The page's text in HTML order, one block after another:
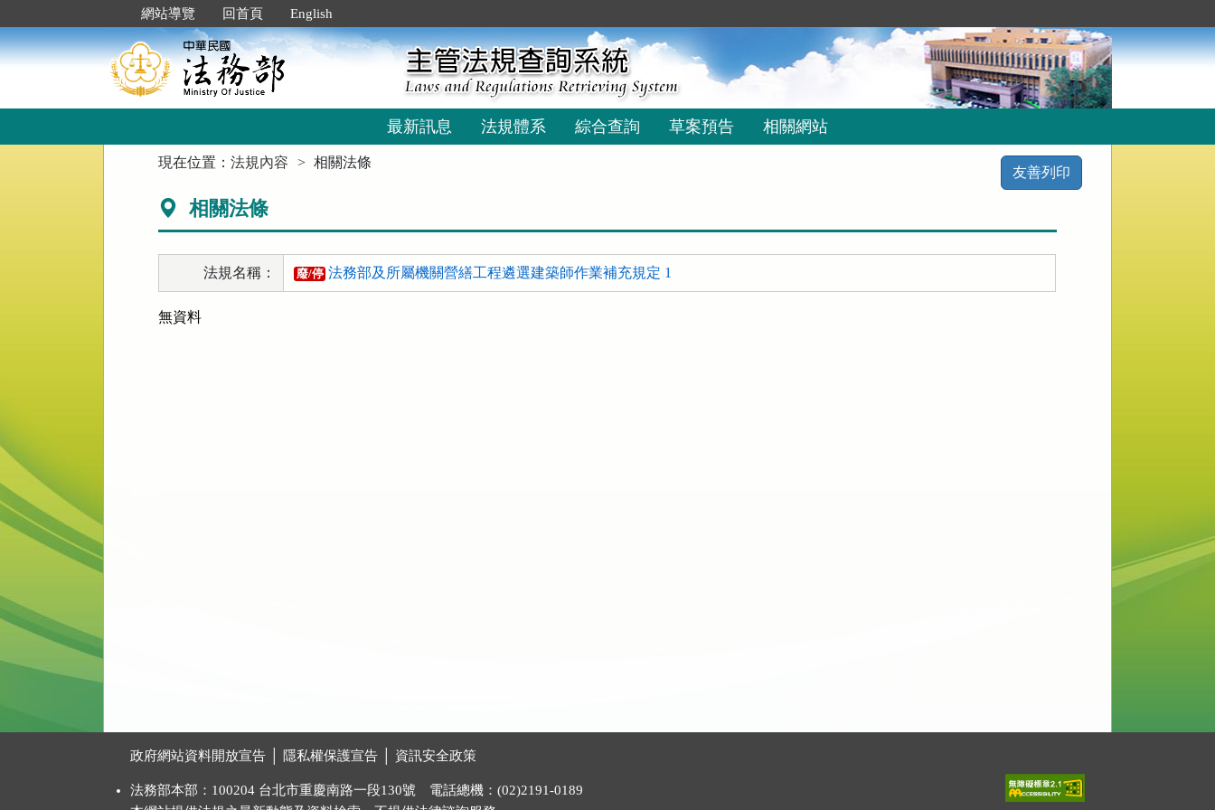
到
主
要
網站導覽 回首頁 English
最新訊息 法規體系 綜合查詢 草案預告 相關網站
現在位置：法規內容 相關法條
友善列印
相關法條
法規名稱： 廢/停 法務部及所屬機關營繕工程遴選建築師作業補充規定 1
無資料
政府網站資料開放宣告 隱私權保護宣告 資訊安全政策
法務部本部：100204 台北市重慶南路一段130號 電話總機：(02)2191-0189